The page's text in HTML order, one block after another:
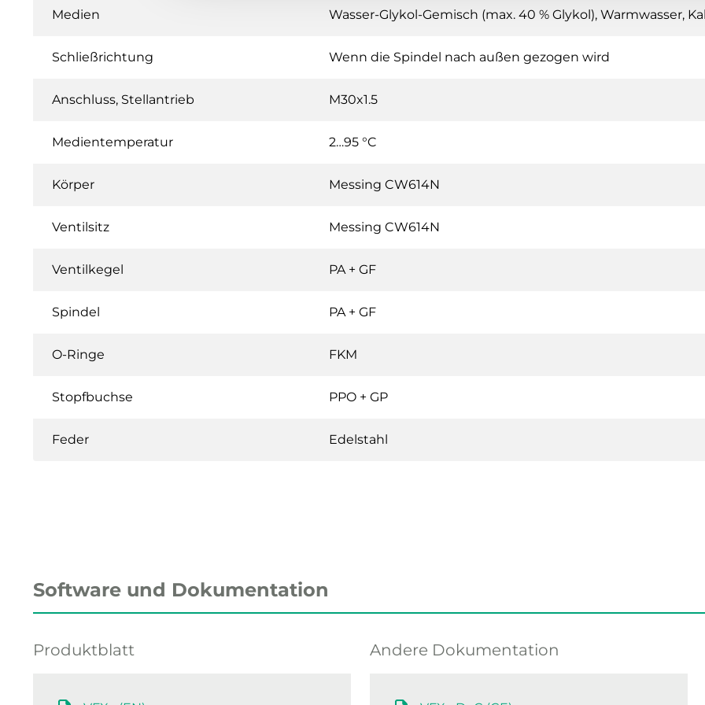
Medien Wasser-Glykol-Gemisch (max. 40 % Glykol), Warmwasser,
Schließrichtung Wenn die Spindel nach außen gezogen wird
Anschluss, Stellantrieb M30x1.5
Medientemperatur 2…95 °C
Körper Messing CW614N
Ventilsitz Messing CW614N
Ventilkegel PA + GF
Spindel PA + GF
O-Ringe FKM
Stopfbuchse PPO + GP
Feder Edelstahl
Software und Dokumentation
Produktblatt Andere Dokumentation